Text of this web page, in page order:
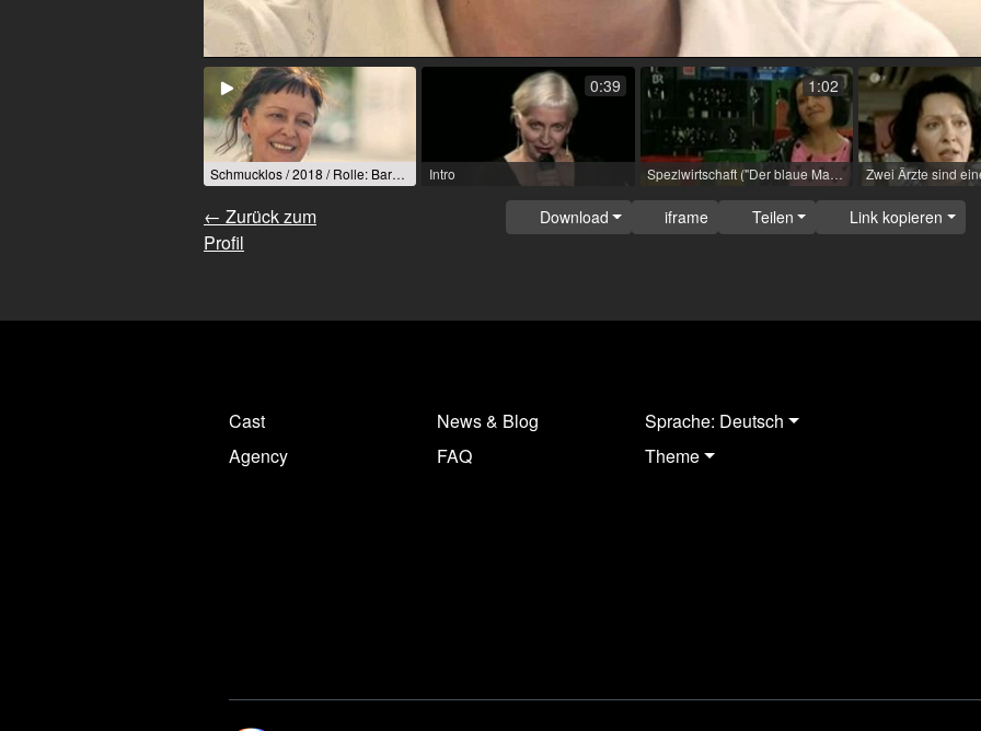
Schmucklos / 2018 / Rolle: Barbara / R: Thomas Schwendemann Intro
0:39
Spezlwirtschaft ("Der blaue Maradonna") / 2008 / Rolle: Uschi (Episoden HR) / R: Stefan Betz / BR
1:02
← Zurück zum
Profil
Download iframe Teilen Link kopieren
Cast
Agency
News & Blog
FAQ
Sprache: Deutsch
Theme